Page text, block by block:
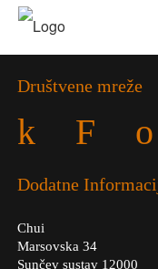
Društvene mreže
k F o
Dodatne
Chui
Marsovska 34
Sunčev sustav 12000